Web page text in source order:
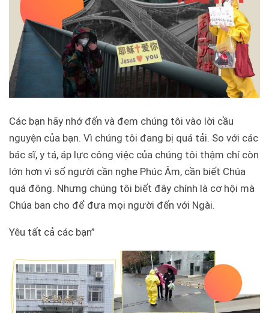
Các bạn hãy nhớ đến và đem chúng tôi vào lời cầu
nguyện của bạn. Vì chúng tôi đang bị quá tải. So với các
bác sĩ, y tá, áp lực công việc của chúng tôi thậm chí còn
lớn hơn vì số người cần nghe Phúc Âm, cần biết Chúa
quá đông. Nhưng chúng tôi biết đây chính là cơ hội mà
Chúa ban cho để đưa mọi người đến với Ngài.
Yêu tất cả các bạn”